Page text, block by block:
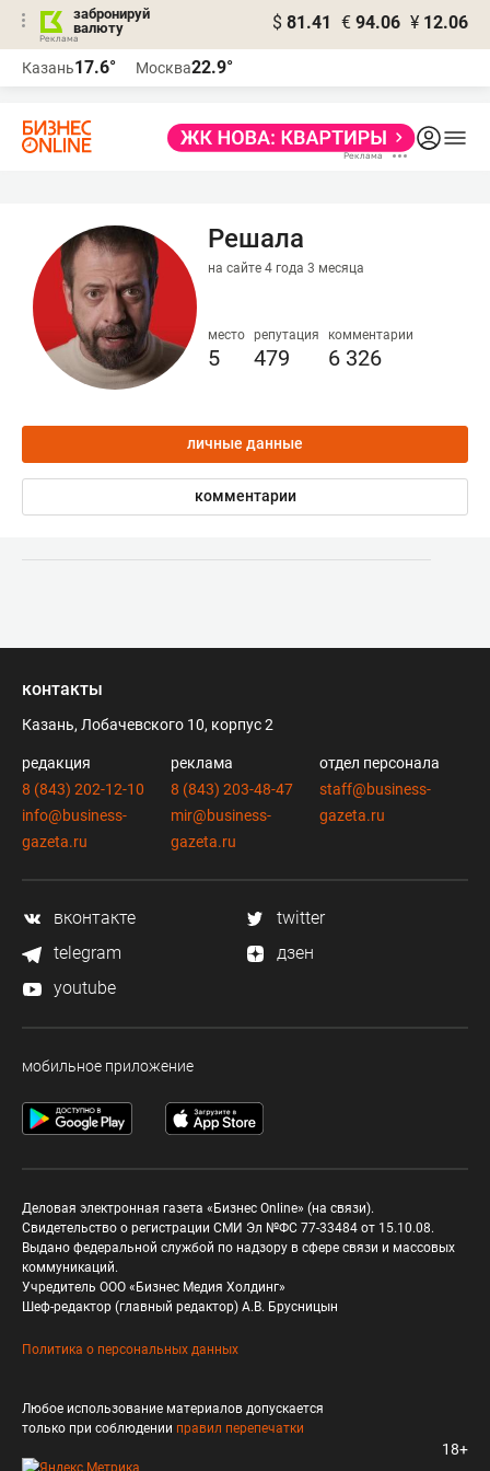
забронируй
валюту
$ 81.41 € 94.06 ¥ 12.06
Казань17.6° Москва22.9°
Решала
на сайте 4 года 3 месяца
место
5
репутация
479
комментарии
6 326
личные данные
комментарии
контакты
Казань, Лобачевского 10, корпус 2
редакция
8 (843) 202-12-10
info@business-
gazeta.ru
реклама
8 (843) 203-48-47
mir@business-
gazeta.ru
отдел персонала
staff@business-
gazeta.ru
вконтакте
twitter
telegram
дзен
youtube
мобильное приложение
Деловая электронная газета «Бизнес Online» (на связи).
Свидетельство о регистрации СМИ Эл №ФС 77-33484 от 15.10.08.
Выдано федеральной службой по надзору в сфере связи и массовых
коммуникаций.
Учредитель ООО «Бизнес Медия Холдинг»
Шеф-редактор (главный редактор) А.В. Брусницын
Политика о персональных данных
Любое использование материалов допускается
только при соблюдении правил перепечатки
18+